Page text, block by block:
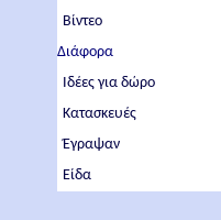
Βίντεο
Διάφορα
Ιδέες για δώρο
Κατασκευές
Έγραψαν
Είδα